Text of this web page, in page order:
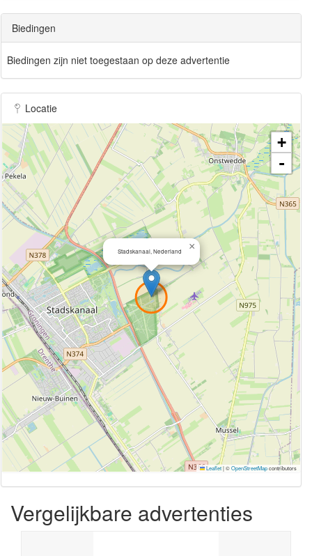
Biedingen
Biedingen zijn niet toegestaan op deze advertentie
Locatie
Stadskanaal, Nederland ×
+
-
Leaflet|©OpenStreetMapcontributors
Vergelijkbare advertenties